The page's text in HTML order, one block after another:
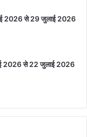
2026 से 29 जुलाई 2026
2026 से 22 जुलाई 2026